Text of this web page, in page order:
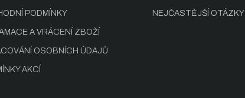
PODMÍNKY
A VRÁCENÍ ZBOŽÍ
OSOBNÍCH ÚDAJŮ
AKCÍ
NEJČASTĚJŠÍ OTÁZKY